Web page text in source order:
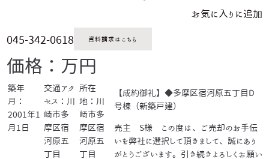
お気に入りに追加
045-342-0618 資料請求はこちら
価格：万円
築年
月：
2001年1
月1日
交通アク
セス：川
崎市多
摩区宿
河原五
丁目
所在
地：川
崎市多
摩区宿
河原五
丁目
【成約御礼】◆多摩区宿河原五丁目D
号棟（新築戸建）
売主 S様 この度は、ご売却のお手伝
いを弊社に選択して頂きまして、誠にあり
がとうございます。引き続きよろしくお願い